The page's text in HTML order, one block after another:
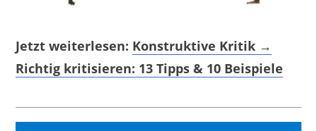
Jetzt weiterlesen: Konstruktive Kritik →
Richtig kritisieren: 13 Tipps & 10 Beispiele